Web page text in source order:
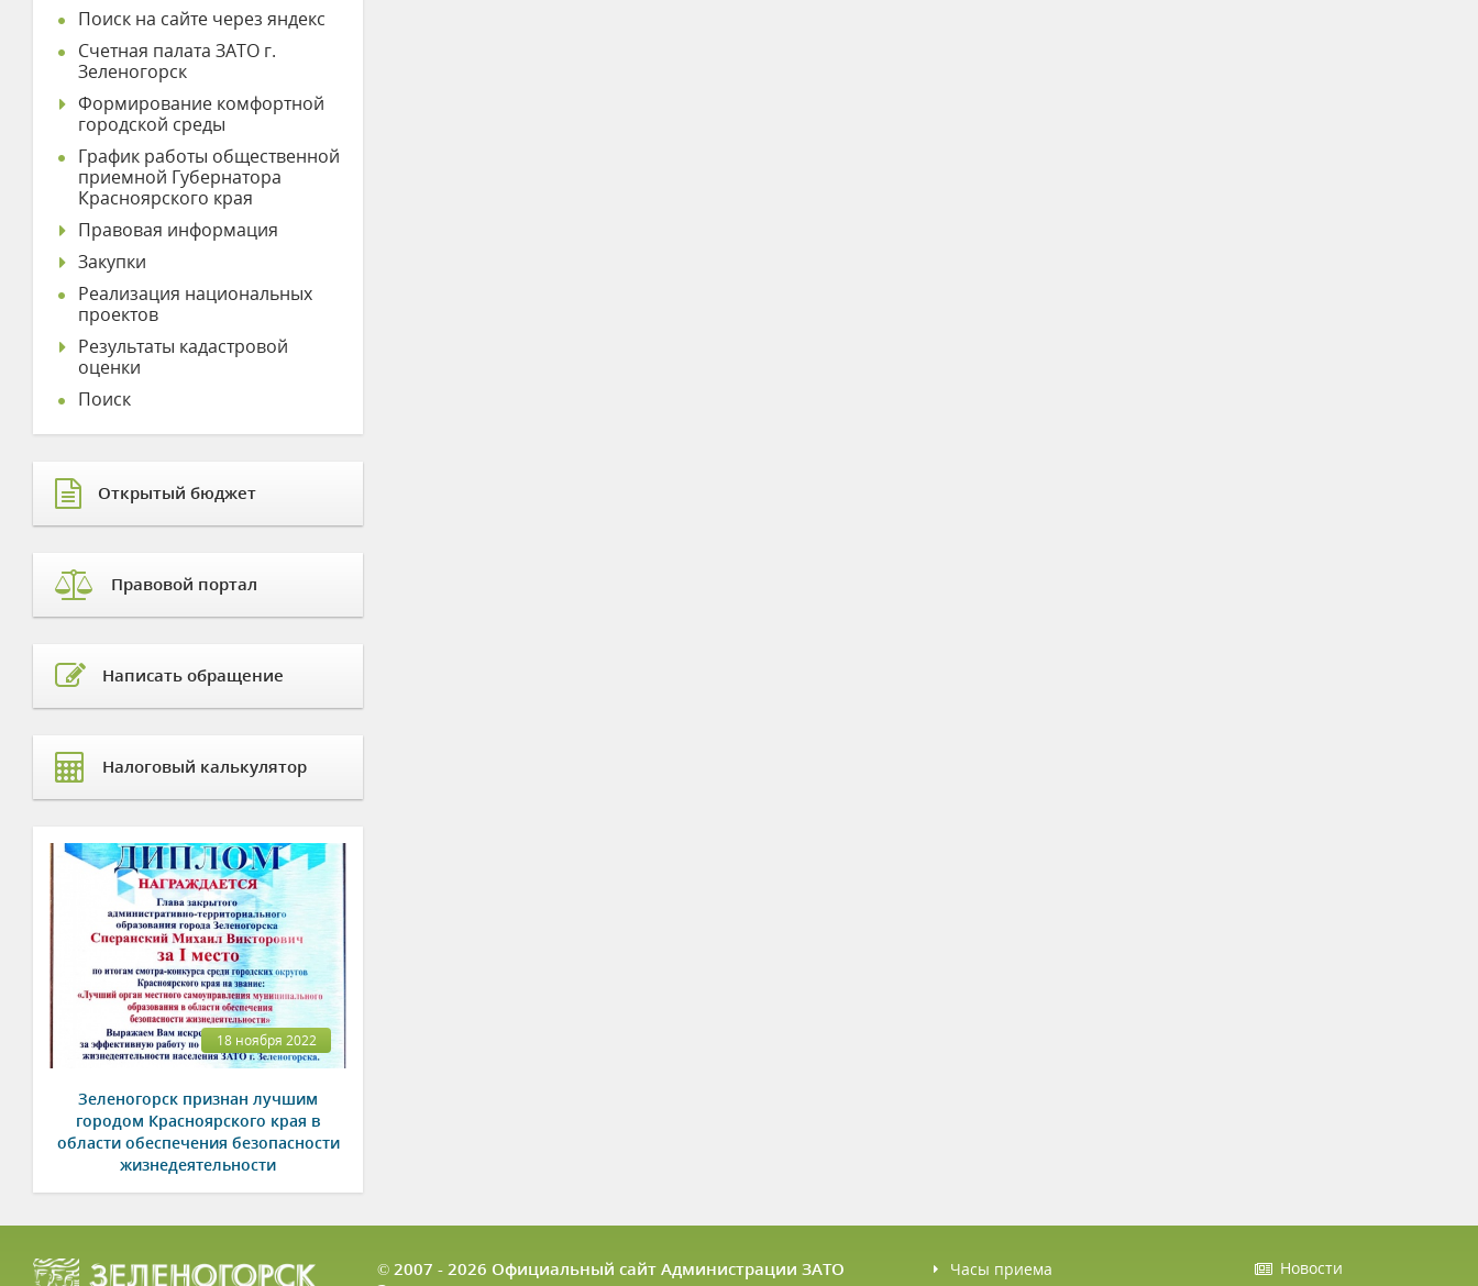
Поиск на сайте через яндекс
Счетная палата ЗАТО г.
Зеленогорск
Формирование комфортной
городской среды
График работы общественной
приемной Губернатора
Красноярского края
Правовая информация
Закупки
Реализация национальных
проектов
Результаты кадастровой
оценки
Поиск
Открытый бюджет
Правовой портал
Написать обращение
Налоговый калькулятор
18 ноября 2022
Зеленогорск признан лучшим
городом Красноярского края в
области обеспечения безопасности
жизнедеятельности
© 2007 - 2026 Официальный сайт Администрации ЗАТО
Часы приема Новости